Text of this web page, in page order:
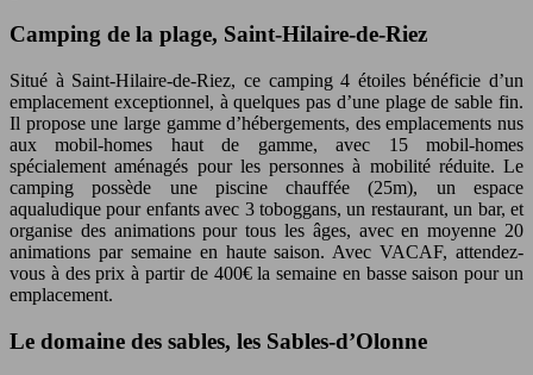
Camping de la plage, Saint-Hilaire-de-Riez
Situé à Saint-Hilaire-de-Riez, ce camping 4 étoiles bénéficie d’un
emplacement exceptionnel, à quelques pas d’une plage de sable fin.
Il propose une large gamme d’hébergements, des emplacements nus
aux mobil-homes haut de gamme, avec 15 mobil-homes
spécialement aménagés pour les personnes à mobilité réduite. Le
camping possède une piscine chauffée (25m), un espace
aqualudique pour enfants avec 3 toboggans, un restaurant, un bar, et
organise des animations pour tous les âges, avec en moyenne 20
animations par semaine en haute saison. Avec VACAF, attendez-
vous à des prix à partir de 400€ la semaine en basse saison pour un
emplacement.
Le domaine des sables, les Sables-d’Olonne